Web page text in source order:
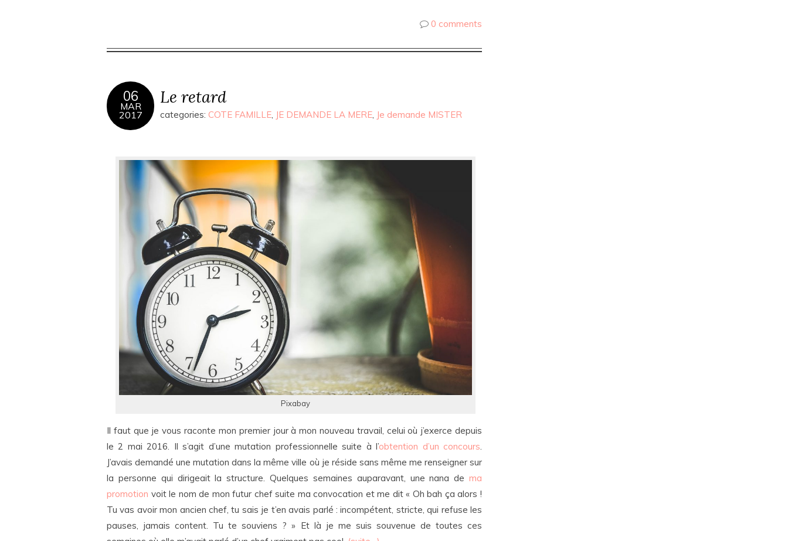
0 comments
06
MAR
2017
Le retard
categories: COTE FAMILLE JE DEMANDE LA MERE Je demande MISTER
Pixabay
Il faut que je vous raconte mon premier jour à mon nouveau travail, celui où j’exerce depuis
le 2 mai 2016. Il s’agit d’une mutation professionnelle suite à l’obtention d’un concours
J’avais demandé une mutation dans la même ville où je réside sans même me renseigner sur
la personne qui dirigeait la structure. Quelques semaines auparavant, une nana de ma
promotion voit le nom de mon futur chef suite ma convocation et me dit « Oh bah ça alors !
Tu vas avoir mon ancien chef, tu sais je t’en avais parlé : incompétent, stricte, qui refuse les
pauses, jamais content. Tu te souviens ? » Et là je me suis souvenue de toutes ces